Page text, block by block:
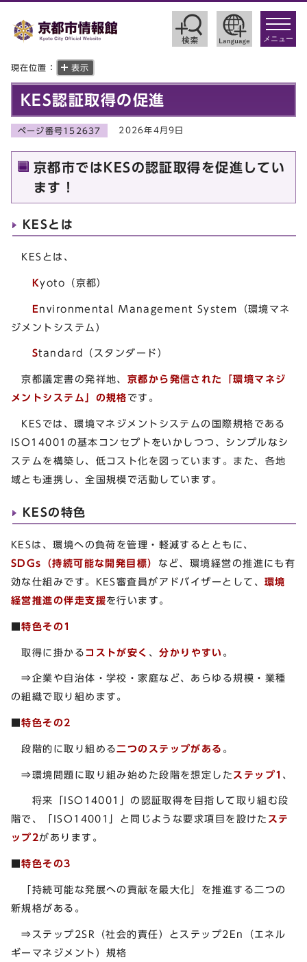
toggle
メニュー
現在位置： 表示
KES認証取得の促進
ページ番号152637 2026年4月9日
京都市ではKESの認証取得を促進してい
ます！
KESとは
KESとは、
Kyoto（京都）
E nvironmental Management System（環境マネ
ジメントシステム）
Standard（スタンダード）
京都議定書の発祥地、 京都から発信された「環境マネジ
メントシステム」の規格 です。
KESでは、環境マネジメントシステムの国際規格である
ISO14001の基本コンセプトをいかしつつ、シンプルなシ
ステムを構築し、低コスト化を図っています。また、各地
域とも連携し、全国規模で活動しています。
KESの特色
KESは、環境への負荷を管理・軽減するとともに、
SDGs（持続可能な開発目標） など、環境経営の推進にも有
効な仕組みです。KES審査員がアドバイザーとして、 環境
経営推進の伴走支援を行います。
■特色その1
取得に掛かる コストが安く 、分かりやすい 。
⇒企業や自治体・学校・家庭など、あらゆる規模・業種
の組織で取り組めます。
■特色その2
段階的に取り組める 二つのステップがある 。
⇒環境問題に取り組み始めた段階を想定した ステップ1 、
将来「ISO14001」の認証取得を目指して取り組む段
階で、「ISO14001」と同じような要求項目を設けた ステ
ップ2があります。
■特色その3
「持続可能な発展への貢献を最大化」を推進する二つの
新規格がある。
⇒ステップ2SR（社会的責任）とステップ2En（エネル
ギーマネジメント）規格